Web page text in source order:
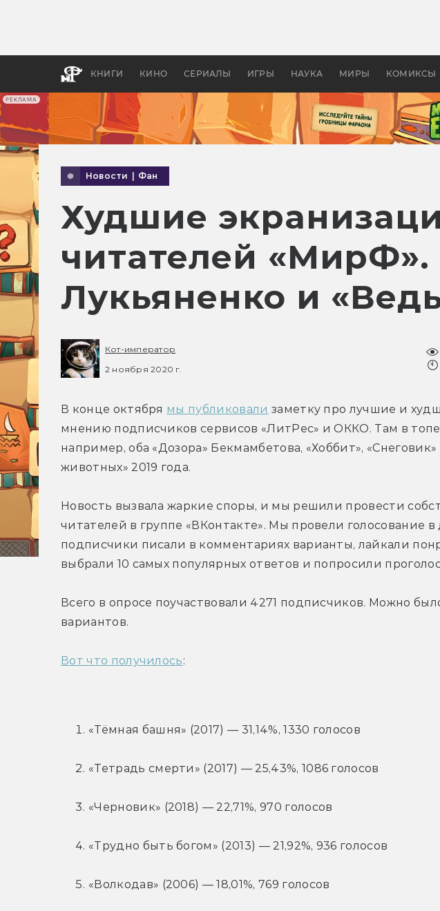
РЕКЛАМА
КНИГИ КИНО СЕРИАЛЫ ИГРЫ НАУКА МИРЫ КОМИКСЫ
бы «Властелина колец»
Новости Фан
Худшие
читателей «МирФ».
Лукьяненко и
Кот-император
2 ноября 2020 г.
В конце октября мы публиковали заметку про лучшие и
мнению подписчиков сервисов «ЛитРес» и ОККО. Там в топе
например, оба «Дозора» Бекмамбетова, «Хоббит»,
животных» 2019 года.
Новость вызвала жаркие споры, и мы решили провести
читателей в группе «ВКонтакте». Мы провели голосование в
подписчики писали в комментариях варианты, лайкали
выбрали 10 самых популярных ответов и попросили
Всего в опросе поучаствовали 4271 подписчиков. Можно
вариантов.
Вот что получилось:
«Тёмная башня» (2017) — 31,14%, 1330 голосов
«Тетрадь смерти» (2017) — 25,43%, 1086 голосов
«Черновик» (2018) — 22,71%, 970 голосов
«Трудно быть богом» (2013) — 21,92%, 936 голосов
«Волкодав» (2006) — 18,01%, 769 голосов